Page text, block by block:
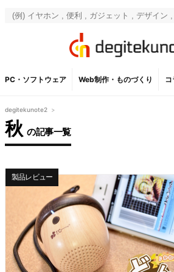
PC・ソフトウェア Web制作・ものづくり
degitekunote2 >
秋 の記事一覧
製品レビュー